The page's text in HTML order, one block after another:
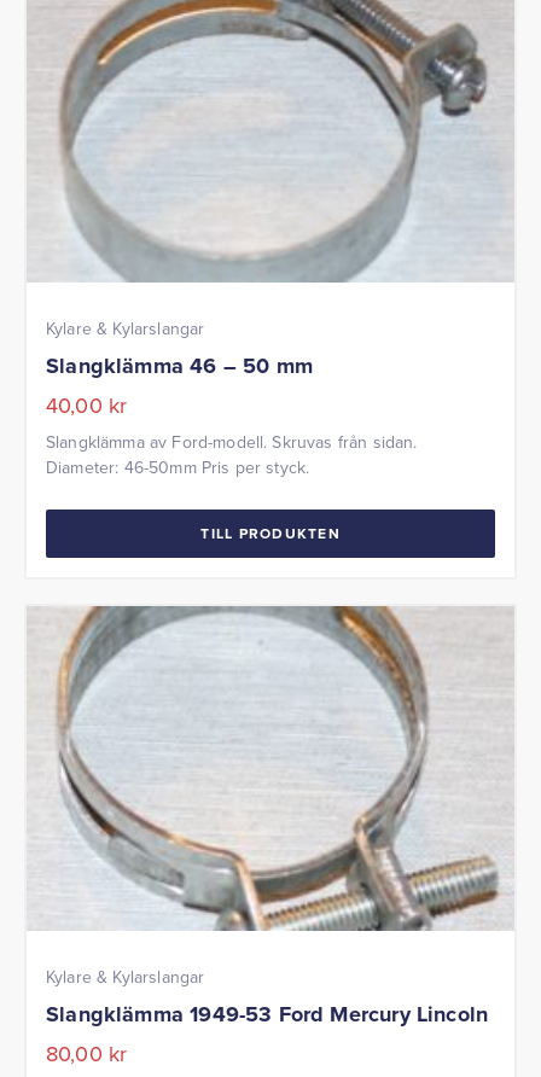
Kylare & Kylarslangar
Slangklämma 46 – 50 mm
40,00 kr
Slangklämma av Ford-modell. Skruvas från sidan.
Diameter: 46-50mm Pris per styck.
TILL PRODUKTEN
Kylare & Kylarslangar
Slangklämma 1949-53 Ford Mercury Lincoln
80,00 kr